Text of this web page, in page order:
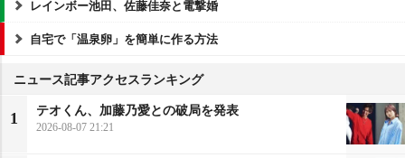
レインボー池田、佐藤佳奈と電撃婚
自宅で「温泉卵」を簡単に作る方法
ニュース記事アクセスランキング
1
テオくん、加藤乃愛との破局を発表
2026-08-07 21:21